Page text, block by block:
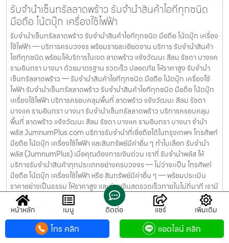
รับจำนำเซ็นทรัลลาดพร้าว รับจำนำสินค้าไอทีทุกชนิด
มือถือ โน้ตบุ๊ก เครื่องใช้ไฟฟ้า
รับจำนำเซ็นทรัลลาดพร้าว รับจำนำสินค้าไอทีทุกชนิด มือถือ โน้ตบุ๊ก เครื่อง
ใช้ไฟฟ้า — บริการครบวงจร พร้อมรายละเอียดงาน บริการ รับจำนำสินค้า
ไอทีทุกชนิด พร้อมให้บริการในเขต ลาดพร้าว แจ้งวัฒนะ สีลม รัชดา บางแค
รามอินทรา บางนา ด้วยมาตรฐาน รวดเร็ว ปลอดภัย ให้ราคาสูง รับจำนำ
เซ็นทรัลลาดพร้าว — รับจำนำสินค้าไอทีทุกชนิด มือถือ โน้ตบุ๊ก เครื่องใช้
ไฟฟ้า รับจำนำเซ็นทรัลลาดพร้าว รับจำนำสินค้าไอทีทุกชนิด มือถือ โน้ตบุ๊ก
เครื่องใช้ไฟฟ้า บริการครอบคลุมพื้นที่ ลาดพร้าว แจ้งวัฒนะ สีลม รัชดา
บางแค รามอินทรา บางนา รับจำนำเซ็นทรัลลาดพร้าว บริการครอบคลุม
พื้นที่ ลาดพร้าว แจ้งวัฒนะ สีลม รัชดา บางแค รามอินทรา บางนา จำนำ
พลัส JumnumPlus.com บริการรับจำนำที่เชื่อถือได้ในกรุงเทพฯ โทรศัพท์
มือถือ โน้ตบุ๊ก เครื่องใช้ไฟฟ้า และสินทรัพย์มีค่าอื่น ๆ ทำไมเลือก รับจำนำ
พลัส (JumnumPlus) เมื่อคุณต้องการเงินด่วน เราที่ รับจำนำพลัส ให้
บริการรับจำนำสินค้าทุกประเภทอย่างครบวงจร — ไม่ว่าจะเป็น โทรศัพท์
มือถือ โน้ตบุ๊ก เครื่องใช้ไฟฟ้า หรือ สินทรัพย์มีค่าอื่น ๆ — พร้อมประเมิน
ราคาอย่างเป็นธรรม ให้ราคาสูง และจ่ายเงินสดรวดเร็วภายในไม่กี่นาที เรามี
มาตรฐานการให้บริการที่ โปร่งใส ปลอดภัย เชื่อถือได้ การดูแลสินค้าทุกชิ้น
อย่างดี ภายในสถานที่ที่มีระบบรักษาความปลอดภัยครบครัน ทีมงาน
เชี่ยวชาญ พร้อมให้คำปรึกษาอย่างมืออาชีพ คุณได้รับเงินจริงทันที ไม่ต้อง
รอนาน การบริการของเราออกแบบมาเพื่อตอบโจทย์ลูกค้าที่ต้องการเงิน
ด่วนโดยไม่ต้องขายสินทรัพย์ เราเข้าใจความรู้สึกของลูกค้า เรารักษาความ
หน้าหลัก เมนู ติดต่อ แชร์ เพิ่มเติม
โทร คลิก แอดไลน์ คลิก